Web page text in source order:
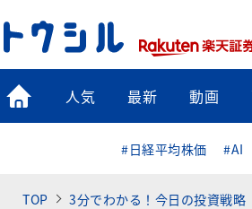
トップ
人気 最新 動画
#日経平均株価 #AI
TOP 3分でわかる！今日の投資戦略